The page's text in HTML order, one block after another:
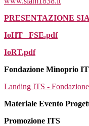
PRESENTAZIONE
IoHT_ FSE.pdf
IoRT.pdf
Fondazione Minoprio
Landing ITS -
Materiale Evento
Promozione ITS